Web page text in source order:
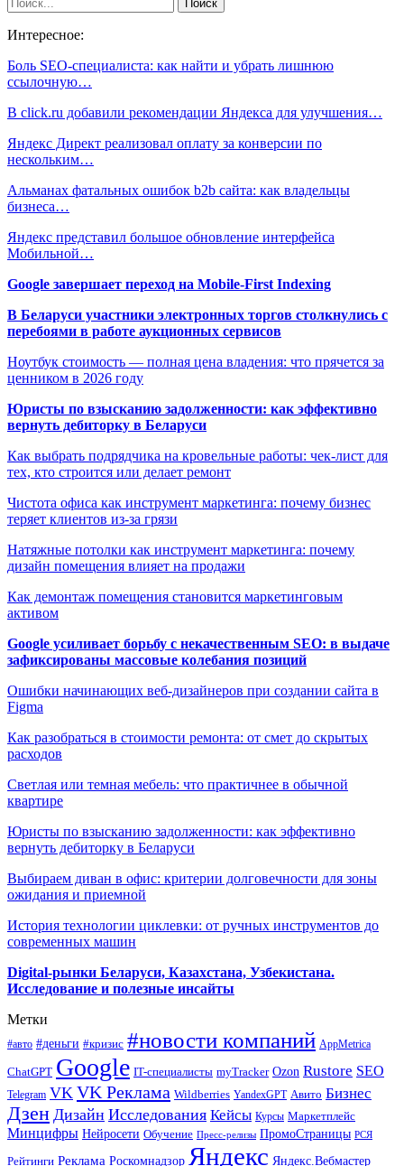
Интересное:
Боль SEO-специалиста: как найти и убрать лишнюю
ссылочную…
В click.ru добавили рекомендации Яндекса для улучшения…
Яндекс Директ реализовал оплату за конверсии по
нескольким…
Альманах фатальных ошибок b2b сайта: как владельцы
бизнеса…
Яндекс представил большое обновление интерфейса
Мобильной…
Google завершает переход на Mobile-First Indexing
В Беларуси участники электронных торгов столкнулись с
перебоями в работе аукционных сервисов
Ноутбук стоимость — полная цена владения: что прячется за
ценником в 2026 году
Юристы по взысканию задолженности: как эффективно
вернуть дебиторку в Беларуси
Как выбрать подрядчика на кровельные работы: чек-лист для
тех, кто строится или делает ремонт
Чистота офиса как инструмент маркетинга: почему бизнес
теряет клиентов из-за грязи
Натяжные потолки как инструмент маркетинга: почему
дизайн помещения влияет на продажи
Как демонтаж помещения становится маркетинговым
активом
Google усиливает борьбу с некачественным SEO: в выдаче
зафиксированы массовые колебания позиций
Ошибки начинающих веб-дизайнеров при создании сайта в
Figma
Как разобраться в стоимости ремонта: от смет до скрытых
расходов
Светлая или темная мебель: что практичнее в обычной
квартире
Юристы по взысканию задолженности: как эффективно
вернуть дебиторку в Беларуси
Выбираем диван в офис: критерии долговечности для зоны
ожидания и приемной
История технологии циклевки: от ручных инструментов до
современных машин
Digital-рынки Беларуси, Казахстана, Узбекистана.
Исследование и полезные инсайты
Метки
#авто #деньги #кризис #новости компаний AppMetrica
ChatGPT Google IT-специалисты myTracker Ozon Rustore SEO
Telegram VK VK Реклама Wildberries YandexGPT Авито Бизнес
Дзен Дизайн Исследования Кейсы Курсы Маркетплейс
Минцифры Нейросети Обучение Пресс-релизы ПромоСтраницы РСЯ
Рейтинги Реклама Роскомнадзор Яндекс Яндекс.Вебмастер